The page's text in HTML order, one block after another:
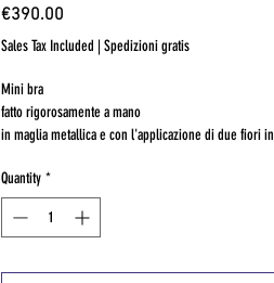
€390.00
Sales Tax Included | Spedizioni gratis
Mini bra
fatto rigorosamente a mano
in maglia metallica e con l'applicazione di due fiori in
anallergico
taglia unica
Quantity *